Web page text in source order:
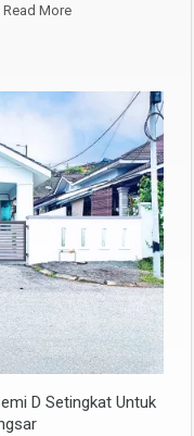
Read More
D Setingkat Untuk